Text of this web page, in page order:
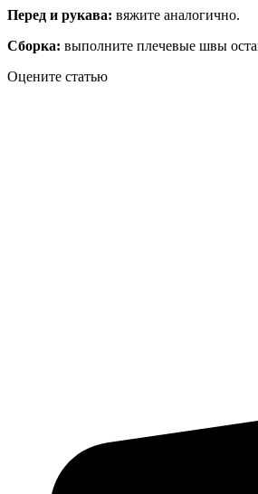
Перед и рукава: вяжите аналогично.
Сборка: выполните плечевые швы
Оцените статью